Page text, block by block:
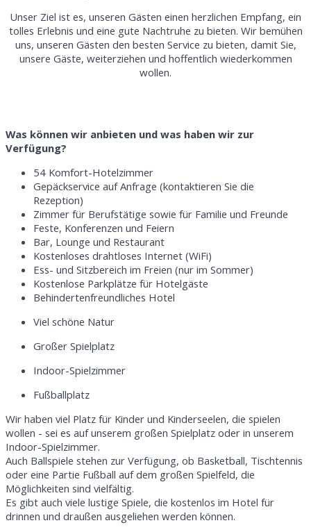
Unser Ziel ist es, unseren Gästen einen herzlichen Empfang, ein
tolles Erlebnis und eine gute Nachtruhe zu bieten. Wir bemühen
uns, unseren Gästen den besten Service zu bieten, damit Sie,
unsere Gäste, weiterziehen und hoffentlich wiederkommen
wollen.
Was können wir anbieten und was haben wir zur
Verfügung?
54 Komfort-Hotelzimmer
Gepäckservice auf Anfrage (kontaktieren Sie die
Rezeption)
Zimmer für Berufstätige sowie für Familie und Freunde
Feste, Konferenzen und Feiern
Bar, Lounge und Restaurant
Kostenloses drahtloses Internet (WiFi)
Ess- und Sitzbereich im Freien (nur im Sommer)
Kostenlose Parkplätze für Hotelgäste
Behindertenfreundliches Hotel
Viel schöne Natur
Großer Spielplatz
Indoor-Spielzimmer
Fußballplatz
Wir haben viel Platz für Kinder und Kinderseelen, die spielen
wollen - sei es auf unserem großen Spielplatz oder in unserem
Indoor-Spielzimmer.
Auch Ballspiele stehen zur Verfügung, ob Basketball, Tischtennis
oder eine Partie Fußball auf dem großen Spielfeld, die
Möglichkeiten sind vielfältig.
Es gibt auch viele lustige Spiele, die kostenlos im Hotel für
drinnen und draußen ausgeliehen werden können.